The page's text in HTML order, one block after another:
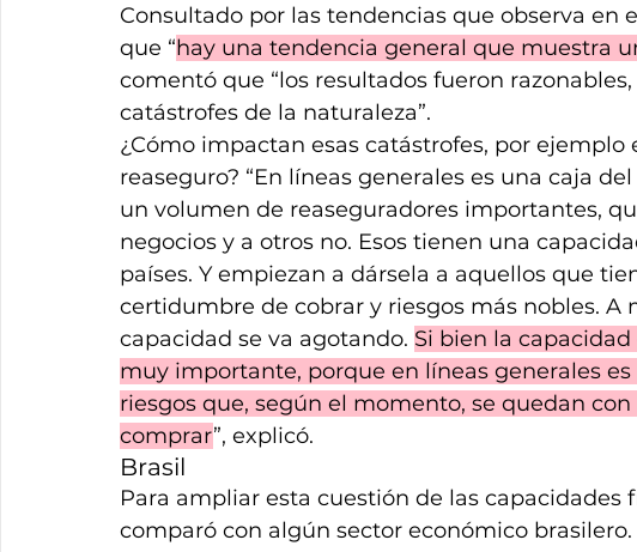
Consultado por las tendencias que observa en
que “hay una tendencia general que muestra
comentó que “los resultados fueron
catástrofes de la naturaleza”.
¿Cómo impactan esas catástrofes, por ejemplo
reaseguro? “En líneas generales es una caja
un volumen de reaseguradores importantes,
negocios y a otros no. Esos tienen una
países. Y empiezan a dársela a aquellos que
certidumbre de cobrar y riesgos más nobles. A
capacidad se va agotando. Si bien la
muy importante, porque en líneas generales
riesgos que, según el momento, se quedan
comprar”, explicó.
Brasil
Para ampliar esta cuestión de las capacidades
comparó con algún sector económico